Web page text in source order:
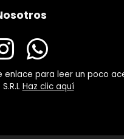
enlace para leer un poco
Haz clic aquí